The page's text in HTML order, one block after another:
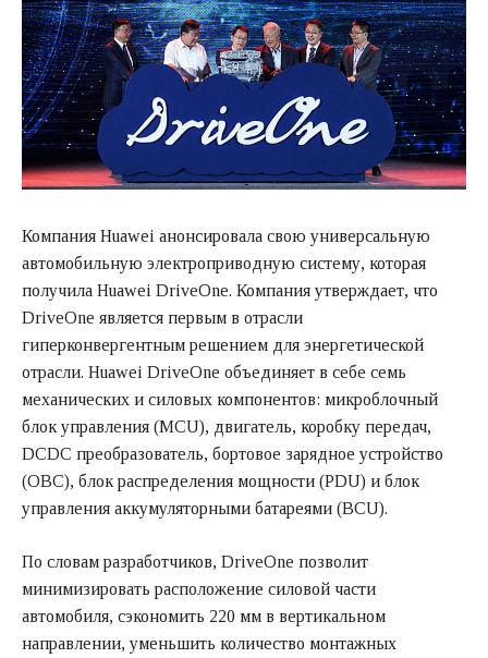
Компания Huawei анонсировала свою универсальную
автомобильную электроприводную систему, которая
получила Huawei DriveOne. Компания утверждает, что
DriveOne является первым в отрасли
гиперконвергентным решением для энергетической
отрасли. Huawei DriveOne объединяет в себе семь
механических и силовых компонентов: микроблочный
блок управления (MCU), двигатель, коробку передач,
DCDC преобразователь, бортовое зарядное устройство
(OBC), блок распределения мощности (PDU) и блок
управления аккумуляторными батареями (BCU).
По словам разработчиков, DriveOne позволит
минимизировать расположение силовой части
автомобиля, сэкономить 220 мм в вертикальном
направлении, уменьшить количество монтажных